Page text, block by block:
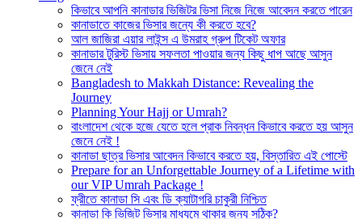
কিভাবে আপনি কানাডার ভিজিটর ভিসা নিজে নিজে আবেদন করতে পারেন
কানাডাতে কাজের ভিসার জন্যে কী করতে হবে?
আল জাজিরা এয়ার লাইন্স এ উমরাহ গ্রুপ টিকেট অফার
কানাডার টুরিস্ট ভিসায় সফলতা পাওয়ার জন্য কিছু ধাপ আছে আসুন
জেনে নেই
Bangladesh to Makkah Distance: Revealing the
Journey
Planning Your Hajj or Umrah?
বাংলাদেশ থেকে হজে যেতে হলে প্রাক নিবন্ধন কিভাবে করতে হয় আসুন
জেনে নেই !
কানাডা ছাত্র ভিসার আবেদন কিভাবে করতে হয়, বিস্তারিত এই পোস্টে
Prepare for an Unforgettable Journey of a Lifetime with
our VIP Umrah Package !
ফ্রীতে কানাডা সি এবং ডি ক্যাটাগরি চাকুরী নিশ্চিত
কানাডা কি ভিজিট ভিসার মাধ্যমে থাকার জন্য সঠিক?